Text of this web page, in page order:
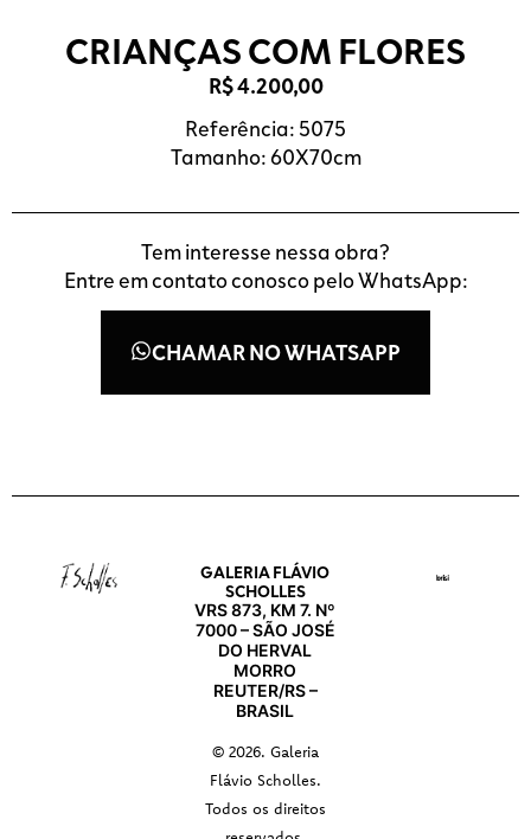
CRIANÇAS COM FLORES
R$4.200,00
Referência: 5075
Tamanho: 60X70cm
Tem interesse nessa obra?
Entre em contato conosco pelo WhatsApp:
CHAMAR NO WHATSAPP
GALERIA FLÁVIO
SCHOLLES
VRS 873, KM 7. Nº
7000 – SÃO JOSÉ
DO HERVAL
MORRO
REUTER/RS –
BRASIL
© 2026. Galeria
Flávio Scholles.
Todos os direitos